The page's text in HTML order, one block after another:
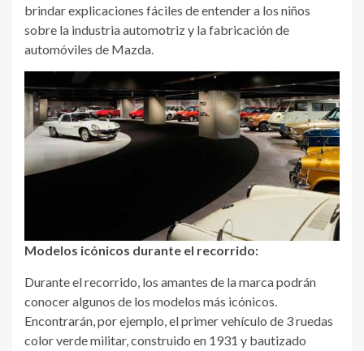
brindar explicaciones fáciles de entender a los niños
sobre la industria automotriz y la fabricación de
automóviles de Mazda.
Modelos icónicos durante el recorrido:
Durante el recorrido, los amantes de la marca podrán
conocer algunos de los modelos más icónicos.
Encontrarán, por ejemplo, el primer vehículo de 3 ruedas
color verde militar, construido en 1931 y bautizado